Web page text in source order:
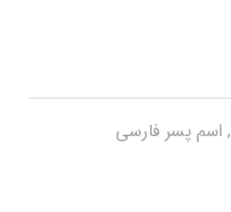
, اسم پسر فارسی